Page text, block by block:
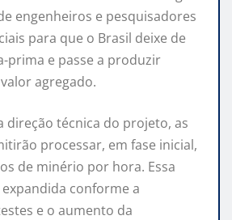
engenheiros e pesquisadores
para que o Brasil deixe de
prima e passe a produzir
agregado.
direção técnica do projeto, as
processar, em fase inicial,
de minério por hora. Essa
conforme a
e o aumento da